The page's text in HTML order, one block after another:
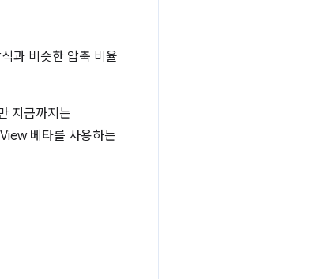
과 비슷한 압축 비율
지금까지는
베타를 사용하는